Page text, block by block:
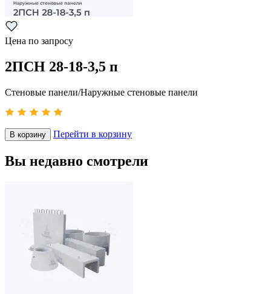
Цена по запросу
2ПСН 28-18-3,5 п
Стеновые панели/Наружные стеновые панели
В корзину Перейти в корзину
Вы недавно смотрели